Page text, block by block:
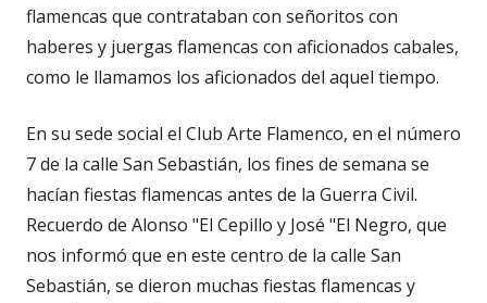
flamencas que contrataban con señoritos con
haberes y juergas flamencas con aficionados cabales,
como le llamamos los aficionados del aquel tiempo.
En su sede social el Club Arte Flamenco, en el número
7 de la calle San Sebastián, los fines de semana se
hacían fiestas flamencas antes de la Guerra Civil.
Recuerdo de Alonso "El Cepillo y José "El Negro, que
nos informó que en este centro de la calle San
Sebastián, se dieron muchas fiestas flamencas y